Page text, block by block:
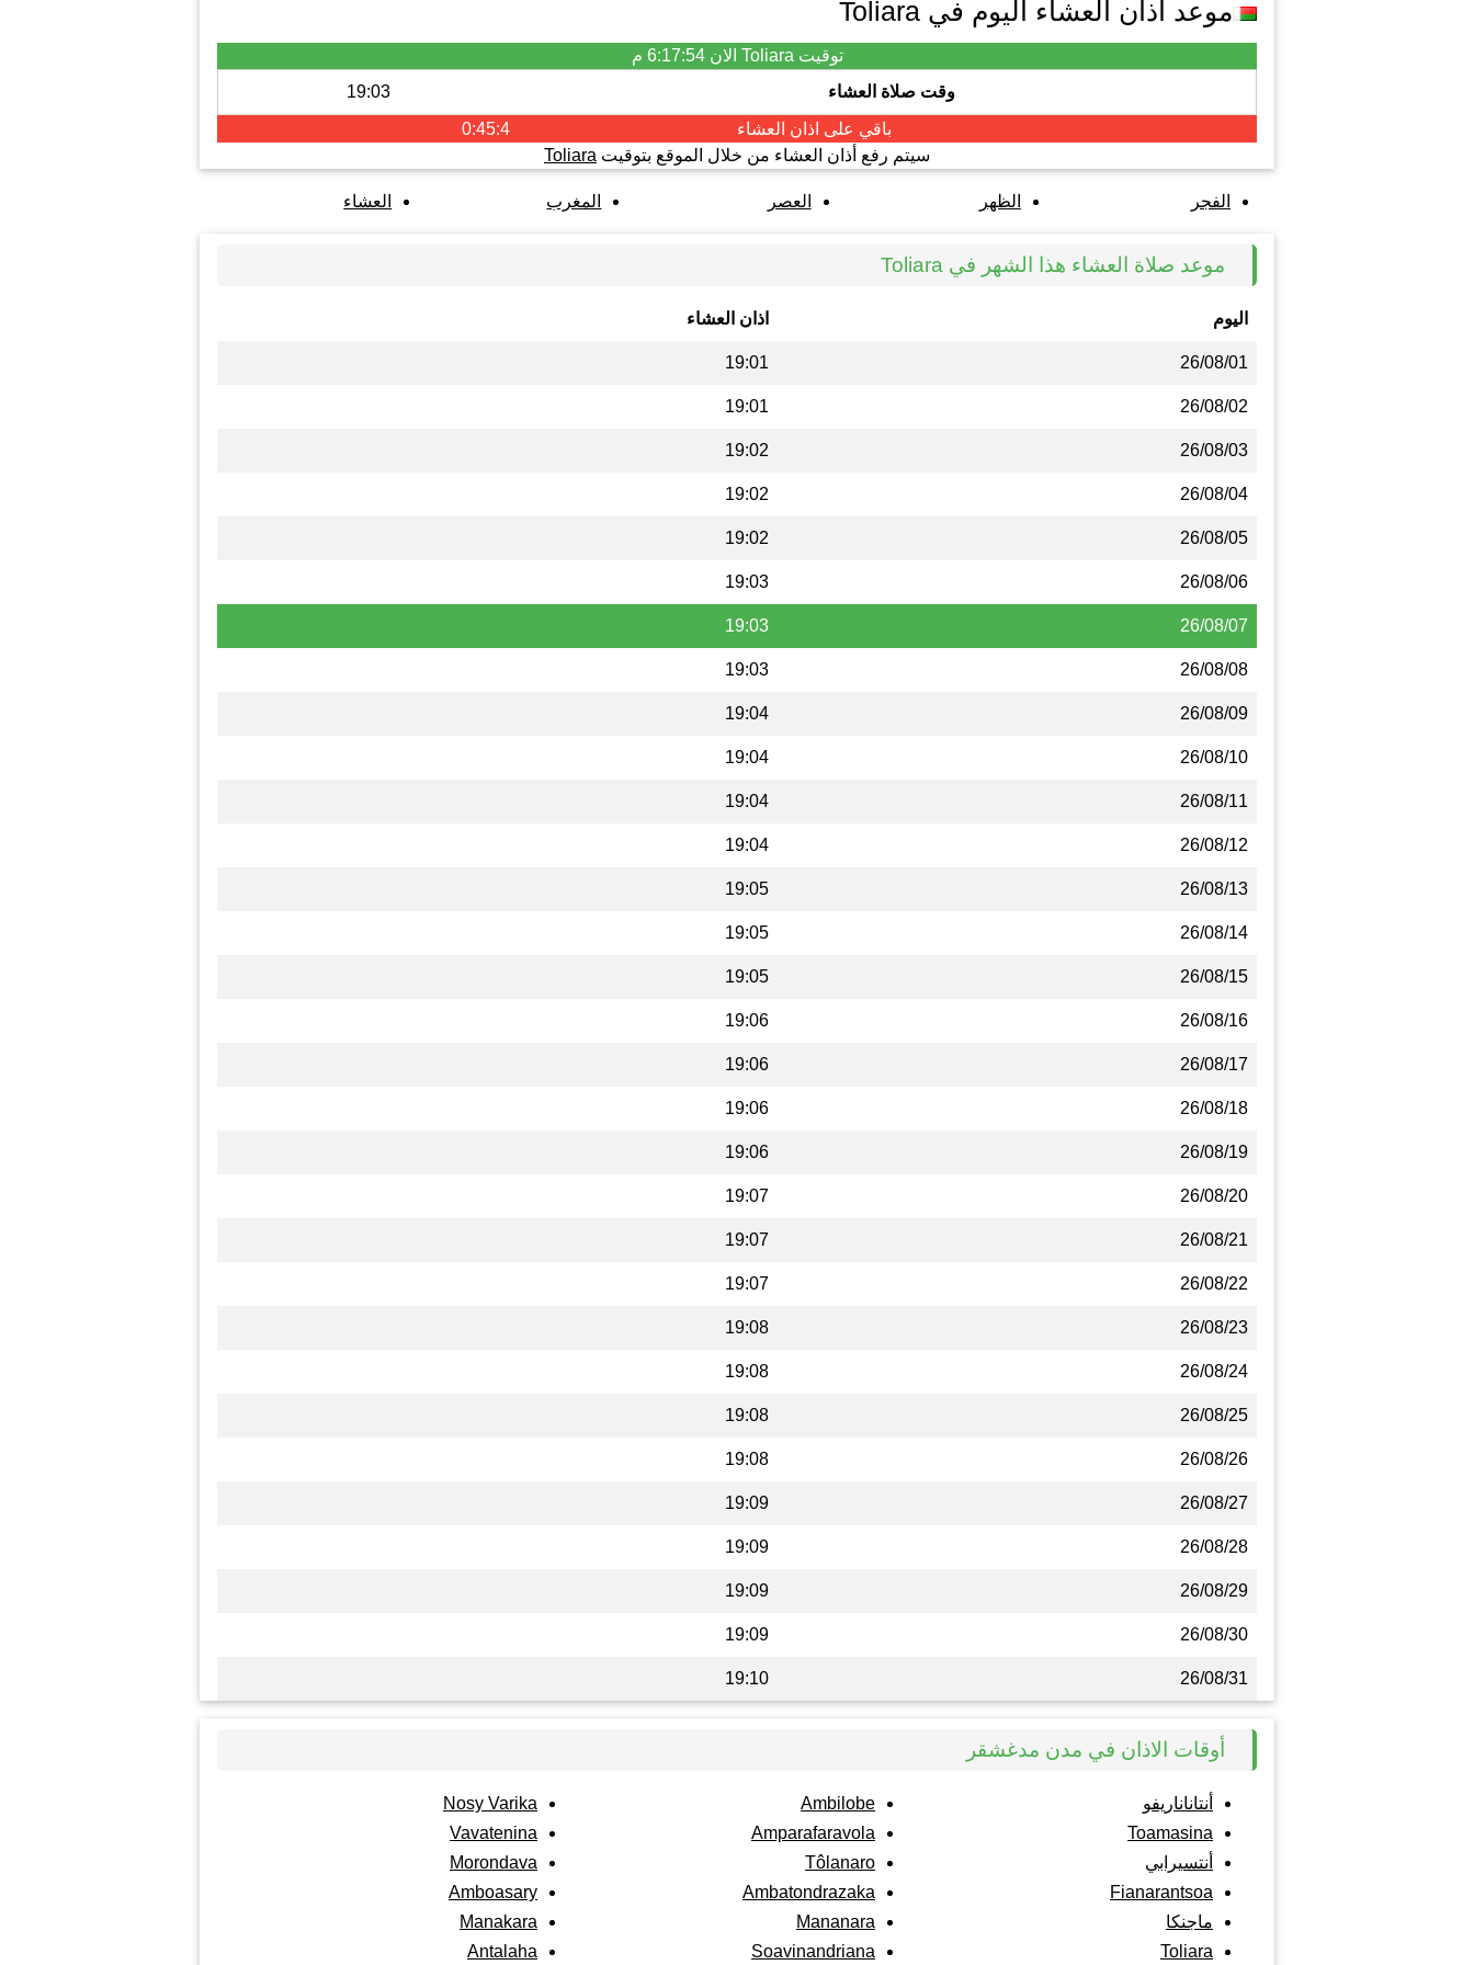
موعد اذان العشاء اليوم في Toliara
توقيت Toliara الان
6:17:54 م
وقت صلاة العشاء
19:03
باقي على اذان العشاء
0:45:4
سيتم رفع أذان العشاء من خلال الموقع بتوقيت Toliara
الفجر الظهر العصر المغرب العشاء
موعد صلاة العشاء هذا الشهر في Toliara
اليوم اذان العشاء
26/08/01
19:01
26/08/02
19:01
26/08/03
19:02
26/08/04
19:02
26/08/05
19:02
26/08/06
19:03
26/08/07
19:03
26/08/08
19:03
26/08/09
19:04
26/08/10
19:04
26/08/11
19:04
26/08/12
19:04
26/08/13
19:05
26/08/14
19:05
26/08/15
19:05
26/08/16
19:06
26/08/17
19:06
26/08/18
19:06
26/08/19
19:06
26/08/20
19:07
26/08/21
19:07
26/08/22
19:07
26/08/23
19:08
26/08/24
19:08
26/08/25
19:08
26/08/26
19:08
26/08/27
19:09
26/08/28
19:09
26/08/29
19:09
26/08/30
19:09
26/08/31
19:10
أوقات الاذان في مدن مدغشقر
أنتاناناريفو
Toamasina
أنتسيرابي
Fianarantsoa
ماجنكا
Toliara
Ambilobe
Amparafaravola
Tôlanaro
Ambatondrazaka
Mananara
Soavinandriana
Nosy Varika
Vavatenina
Morondava
Amboasary
Manakara
Antalaha